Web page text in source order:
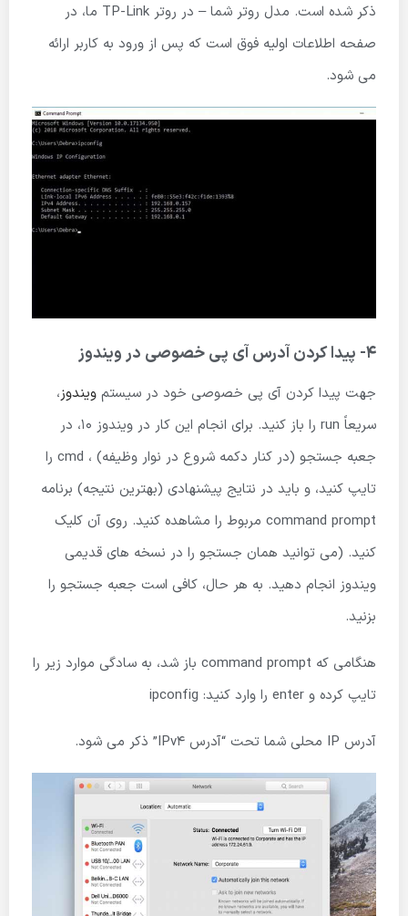
ذکر شده است. مدل روتر شما – در روتر TP-Link ما، در
صفحه اطلاعات اولیه فوق است که پس از ورود به کاربر ارائه
می شود.
4- پیدا کردن آدرس آی پی خصوصی در ویندوز
جهت پیدا کردن آی پی خصوصی خود در سیستم ویندوز،
سریعاً run را باز کنید. برای انجام این کار در ویندوز 10، در
جعبه جستجو (در کنار دکمه شروع در نوار وظیفه) ، cmd را
تایپ کنید، و باید در نتایج پیشنهادی (بهترین نتیجه) برنامه
command prompt مربوط را مشاهده کنید. روی آن کلیک
کنید. (می توانید همان جستجو را در نسخه های قدیمی
ویندوز انجام دهید. به هر حال، کافی است جعبه جستجو را
بزنید.
هنگامی که command prompt باز شد، به سادگی موارد زیر را
تایپ کرده و enter را وارد کنید: ipconfig
آدرس IP محلی شما تحت “آدرس IPv4” ذکر می شود.